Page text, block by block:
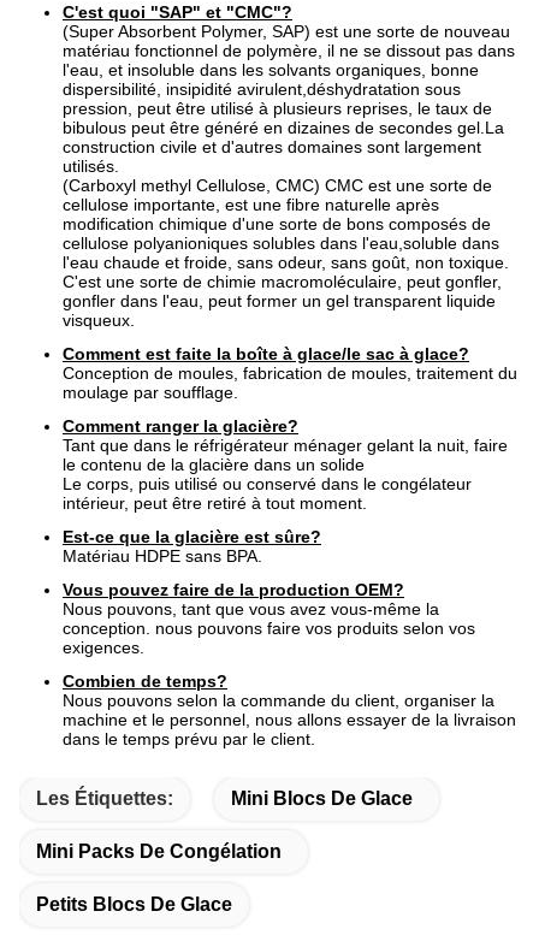
C'est quoi "SAP" et "CMC"?
(Super Absorbent Polymer, SAP) est une sorte de nouveau
matériau fonctionnel de polymère, il ne se dissout pas dans
l'eau, et insoluble dans les solvants organiques, bonne
dispersibilité, insipidité avirulent,déshydratation sous
pression, peut être utilisé à plusieurs reprises, le taux de
bibulous peut être généré en dizaines de secondes gel.La
construction civile et d'autres domaines sont largement
utilisés.
(Carboxyl methyl Cellulose, CMC) CMC est une sorte de
cellulose importante, est une fibre naturelle après
modification chimique d'une sorte de bons composés de
cellulose polyanioniques solubles dans l'eau,soluble dans
l'eau chaude et froide, sans odeur, sans goût, non toxique.
C'est une sorte de chimie macromoléculaire, peut gonfler,
gonfler dans l'eau, peut former un gel transparent liquide
visqueux.
Comment est faite la boîte à glace/le sac à glace?
Conception de moules, fabrication de moules, traitement du
moulage par soufflage.
Comment ranger la glacière?
Tant que dans le réfrigérateur ménager gelant la nuit, faire
le contenu de la glacière dans un solide
Le corps, puis utilisé ou conservé dans le congélateur
intérieur, peut être retiré à tout moment.
Est-ce que la glacière est sûre?
Matériau HDPE sans BPA.
Vous pouvez faire de la production OEM?
Nous pouvons, tant que vous avez vous-même la
conception. nous pouvons faire vos produits selon vos
exigences.
Combien de temps?
Nous pouvons selon la commande du client, organiser la
machine et le personnel, nous allons essayer de la livraison
dans le temps prévu par le client.
Les Étiquettes: Mini Blocs De Glace
Mini Packs De Congélation
Petits Blocs De Glace